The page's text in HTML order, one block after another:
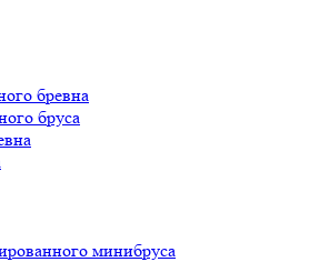
бревна
бруса
минибруса